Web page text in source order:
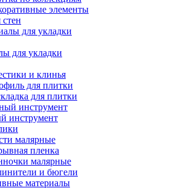
элементы
стен
для укладки
и клинья
для плитки
для плитки
инструмент
малярные
пленка
малярные
и бюгели